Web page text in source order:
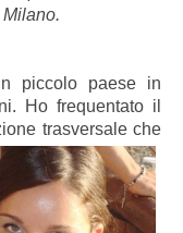
Milano.
piccolo paese in
Ho frequentato il
trasversale che